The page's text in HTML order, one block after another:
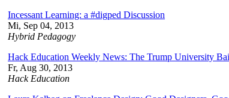
Incessant Learning: a #digped Discussion
Mi, Sep 04, 2013
Hybrid Pedagogy
Hack Education Weekly News: The Trump University
Fr, Aug 30, 2013
Hack Education